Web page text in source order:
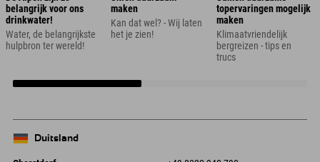
belangrijk voor ons
drinkwater!
Water, de belangrijkste
hulpbron ter wereld!
maken
Kan dat wel? - Wij laten
het je zien!
topervaringen mogelijk
maken
Klimaatvriendelijk
bergreizen - tips en
trucs
Duitsland